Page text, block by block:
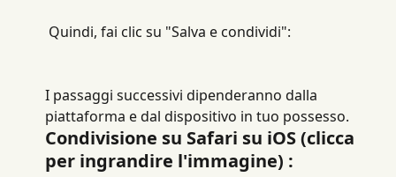
Quindi, fai clic su "Salva e condividi":
I passaggi successivi dipenderanno dalla
piattaforma e dal dispositivo in tuo possesso.
Condivisione su Safari su iOS (clicca
per ingrandire l'immagine) :​